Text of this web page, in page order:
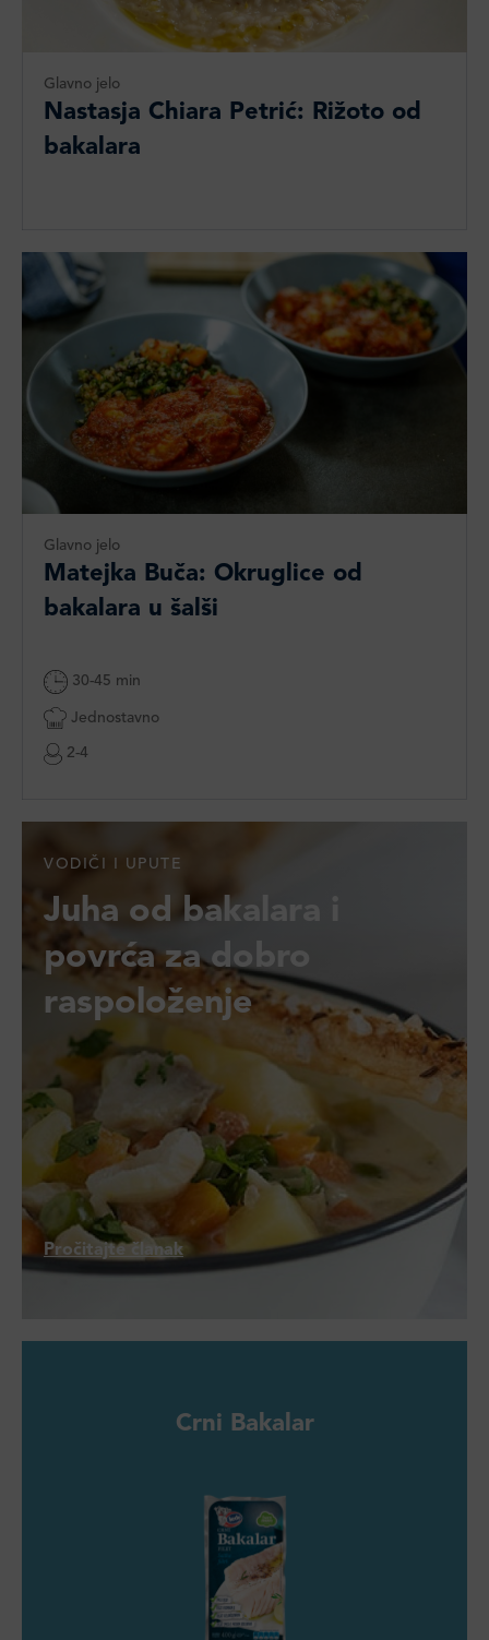
Glavno jelo
Nastasja Chiara Petrić: Rižoto od
bakalara
Glavno jelo
Matejka Buča: Okruglice od
bakalara u šalši
30-45 min
Jednostavno
2-4
VODIČI I UPUTE
Juha od bakalara i
povrća za dobro
raspoloženje
Pročitajte članak
Crni Bakalar